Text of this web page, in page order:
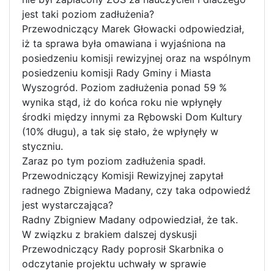
jest taki poziom zadłużenia?
Przewodniczący Marek Głowacki odpowiedział,
iż ta sprawa była omawiana i wyjaśniona na
posiedzeniu komisji rewizyjnej oraz na wspólnym
posiedzeniu komisji Rady Gminy i Miasta
Wyszogród. Poziom zadłużenia ponad 59 %
wynika stąd, iż do końca roku nie wpłynęły
środki między innymi za Rębowski Dom Kultury
(10% długu), a tak się stało, że wpłynęły w
styczniu.
Zaraz po tym poziom zadłużenia spadł.
Przewodniczący Komisji Rewizyjnej zapytał
radnego Zbigniewa Madany, czy taka odpowiedź
jest wystarczająca?
Radny Zbigniew Madany odpowiedział, że tak.
W związku z brakiem dalszej dyskusji
Przewodniczący Rady poprosił Skarbnika o
odczytanie projektu uchwały w sprawie